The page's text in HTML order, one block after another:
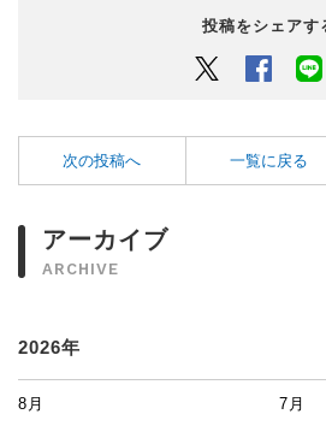
投稿をシェアす
Twitter
次の投稿へ 一覧に戻る
アーカイブ
ARCHIVE
2026年
8月 7月